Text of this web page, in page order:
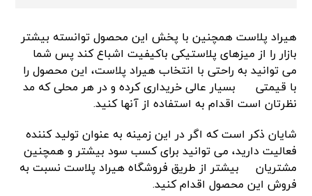
هیراد پلاست همچنین با پخش این محصول توانسته بیشتر
بازار را از میزهای پلاستیکی باکیفیت اشباع کند پس شما
می توانید به راحتی با انتخاب هیراد پلاست، این محصول را
با قیمتی
بسیار عالی خریداری کرده و در هر محلی که مد
نظرتان است اقدام به استفاده از آنها کنید.
شایان ذکر است که اگر در این زمینه به عنوان تولید کننده
فعالیت دارید، می توانید برای کسب سود بیشتر و همچنین
مشتریان
بیشتر از طریق فروشگاه هیراد پلاست نسبت به
فروش این محصول اقدام کنید.